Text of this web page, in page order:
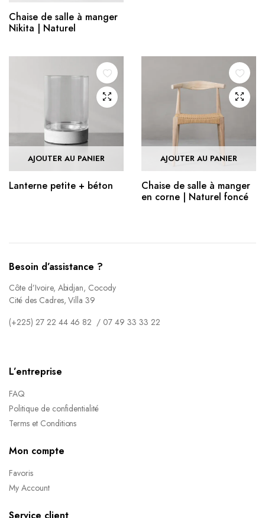
Chaise de salle à manger
Nikita | Naturel
AJOUTER AU PANIER
Lanterne petite + béton
AJOUTER AU PANIER
Chaise de salle à manger
en corne | Naturel foncé
Besoin d’assistance ?
Côte d’Ivoire, Abidjan, Cocody
Cité des Cadres, Villa 39
(+225) 27 22 44 46 82 / 07 49 33 33 22
L’entreprise
FAQ
Politique de confidentialité
Terms et Conditions
Mon compte
Favoris
My Account